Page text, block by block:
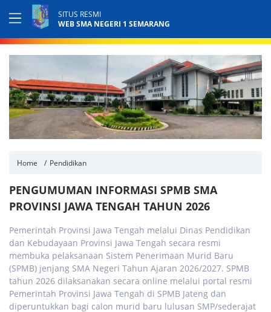
SITUS RESMI
WEB SMA NEGERI 1 SEMARANG
Home Pendidikan
PENGUMUMAN INFORMASI SPMB SMA
PROVINSI JAWA TENGAH TAHUN 2026
Pemerintah Provinsi Jawa Tengah melalui Dinas Pendidikan
dan Kebudayaan Provinsi Jawa Tengah secara resmi
membuka pelaksanaan Sistem Penerimaan Murid Baru
(SPMB) jenjang SMA Negeri Tahun Ajaran 2026/2027. SPMB
tahun 2026 dilaksanakan secara online melalui portal resmi
Pemerintah Provinsi Jawa Tengah di SPMB Jateng dan
diperuntukkan bagi calon murid baru lulusan SMP/sederajat